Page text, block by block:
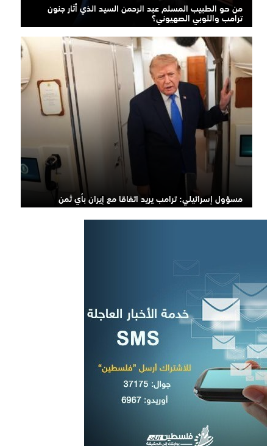
من هو الطبيب المسلم عبد الرحمن السيد الذي أثار جنون
ترامب واللوبي الصهيوني؟
مسؤول إسرائيلي: ترامب يريد اتفاقا مع إيران بأي ثمن